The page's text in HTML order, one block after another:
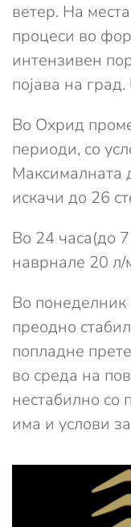
ветер. На
процеси во
интензивен
појава на
Во Охрид
периоди, со
Максималната
искачи до 26
Во 24 часа(до
наврнале 20 л/
Во понеделник
преодно
попладне
во среда на
нестабилно со
има и услови